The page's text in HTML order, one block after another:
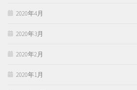
2020年4月
2020年3月
2020年2月
2020年1月